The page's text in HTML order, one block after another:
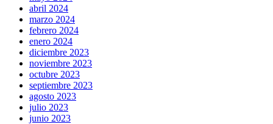
abril 2024
marzo 2024
febrero 2024
enero 2024
diciembre 2023
noviembre 2023
octubre 2023
septiembre 2023
agosto 2023
julio 2023
junio 2023